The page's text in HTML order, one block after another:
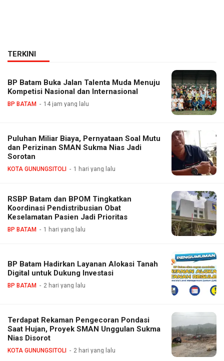
TERKINI
BP Batam Buka Jalan Talenta Muda Menuju
Kompetisi Nasional dan Internasional
BP BATAM 14 jam yang lalu
Puluhan Miliar Biaya, Pernyataan Soal Mutu
dan Perizinan SMAN Sukma Nias Jadi
Sorotan
KOTA GUNUNGSITOLI 1 hari yang lalu
RSBP Batam dan BPOM Tingkatkan
Koordinasi Pendistribusian Obat
Keselamatan Pasien Jadi Prioritas
BP BATAM 1 hari yang lalu
BP Batam Hadirkan Layanan Alokasi Tanah
Digital untuk Dukung Investasi
BP BATAM 2 hari yang lalu
Terdapat Rekaman Pengecoran Pondasi
Saat Hujan, Proyek SMAN Unggulan Sukma
Nias Disorot
KOTA GUNUNGSITOLI 2 hari yang lalu